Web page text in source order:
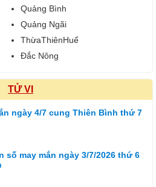
Quảng Bình
Quảng Ngãi
ThừaThiênHuế
Đắc Nông
TỬ VI
ngày 4/7 cung Thiên Bình thứ 7
số may mắn ngày 3/7/2026 thứ 6